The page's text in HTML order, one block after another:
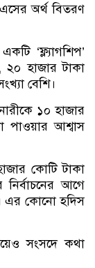
অর্থ বিতরণ
‘ফ্ল্যাগশিপ’
২০ হাজার টাকা
বেশি।
১০ হাজার
পাওয়ার আশ্বাস
কোটি টাকা
আগে
এর কোনো হদিস
সংসদে কথা